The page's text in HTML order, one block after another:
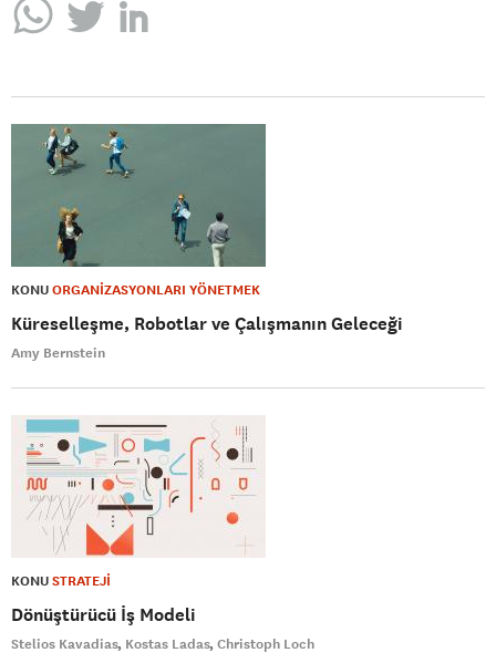
KONUORGANİZASYONLARI YÖNETMEK
Küreselleşme, Robotlar ve Çalışmanın Geleceği
Amy Bernstein
KONUSTRATEJİ
Dönüştürücü İş Modeli
Stelios Kavadias Kostas Ladas Christoph Loch